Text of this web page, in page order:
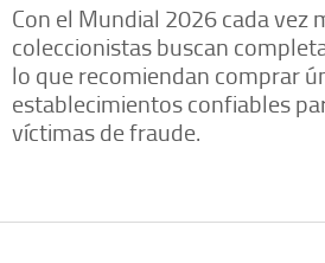
Con el Mundial 2026 cada vez
coleccionistas buscan
lo que recomiendan comprar
establecimientos confiables
víctimas de fraude.